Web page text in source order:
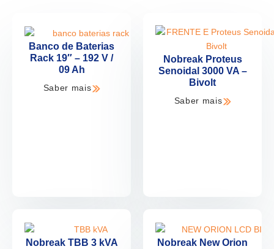
Banco de Baterias
Rack 19″ – 192 V /
09 Ah
Saber mais
Nobreak Proteus
Senoidal 3000 VA –
Bivolt
Saber mais
Nobreak TBB 3 kVA
Nobreak New Orion